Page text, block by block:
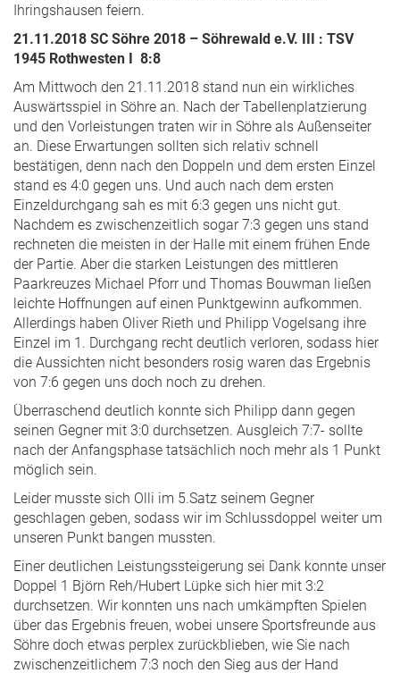
Ihringshausen feiern.
21.11.2018 SC Söhre 2018 – Söhrewald e.V. III : TSV
1945 Rothwesten I 8:8
Am Mittwoch den 21.11.2018 stand nun ein wirkliches
Auswärtsspiel in Söhre an. Nach der Tabellenplatzierung
und den Vorleistungen traten wir in Söhre als Außenseiter
an. Diese Erwartungen sollten sich relativ schnell
bestätigen, denn nach den Doppeln und dem ersten Einzel
stand es 4:0 gegen uns. Und auch nach dem ersten
Einzeldurchgang sah es mit 6:3 gegen uns nicht gut.
Nachdem es zwischenzeitlich sogar 7:3 gegen uns stand
rechneten die meisten in der Halle mit einem frühen Ende
der Partie. Aber die starken Leistungen des mittleren
Paarkreuzes Michael Pforr und Thomas Bouwman ließen
leichte Hoffnungen auf einen Punktgewinn aufkommen.
Allerdings haben Oliver Rieth und Philipp Vogelsang ihre
Einzel im 1. Durchgang recht deutlich verloren, sodass hier
die Aussichten nicht besonders rosig waren das Ergebnis
von 7:6 gegen uns doch noch zu drehen.
Überraschend deutlich konnte sich Philipp dann gegen
seinen Gegner mit 3:0 durchsetzen. Ausgleich 7:7- sollte
nach der Anfangsphase tatsächlich noch mehr als 1 Punkt
möglich sein.
Leider musste sich Olli im 5.Satz seinem Gegner
geschlagen geben, sodass wir im Schlussdoppel weiter um
unseren Punkt bangen mussten.
Einer deutlichen Leistungssteigerung sei Dank konnte unser
Doppel 1 Björn Reh/Hubert Lüpke sich hier mit 3:2
durchsetzen. Wir konnten uns nach umkämpften Spielen
über das Ergebnis freuen, wobei unsere Sportsfreunde aus
Söhre doch etwas perplex zurückblieben, wie Sie nach
zwischenzeitlichem 7:3 noch den Sieg aus der Hand